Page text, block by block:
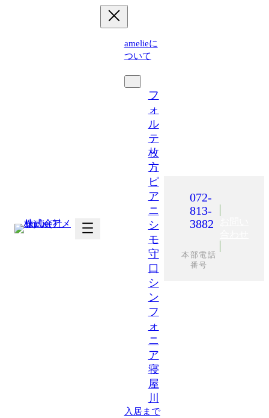
amelieに
ついて
フ
ォ
ル
テ
枚
方
ピ
ア
ニ
シ
モ
守
口
シ
ン
フ
ォ
ニ
ア
寝
屋
川
入居まで
072-
813-
3882
本部電話
番号